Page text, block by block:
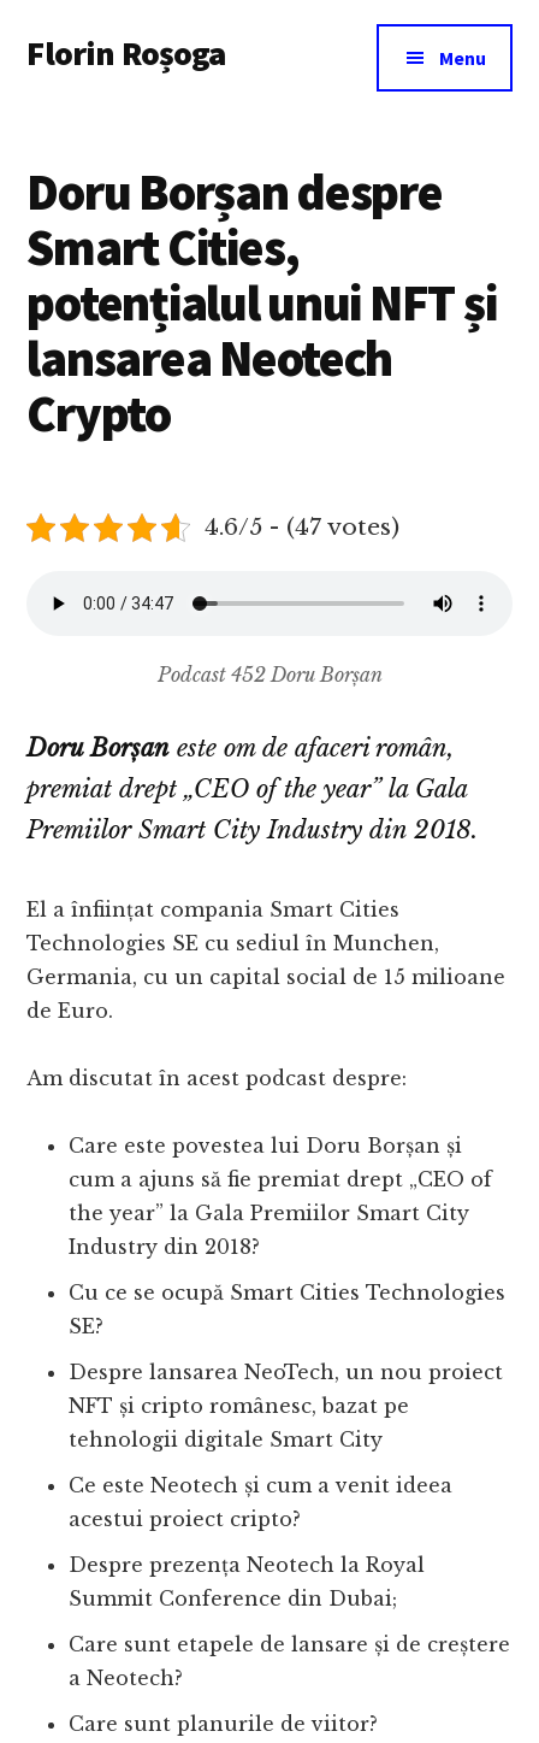
main
menu
Florin Roșoga Menu
Doru Borșan despre
Smart Cities,
potențialul unui NFT și
lansarea Neotech
Crypto
4.6/5 - (47 votes)
Podcast 452 Doru Borșan
Doru Borșan este om de afaceri român,
premiat drept „CEO of the year” la Gala
Premiilor Smart City Industry din 2018.
El a înființat compania Smart Cities
Technologies SE cu sediul în Munchen,
Germania, cu un capital social de 15 milioane
de Euro.
Am discutat în acest podcast despre:
Care este povestea lui Doru Borșan și
cum a ajuns să fie premiat drept „CEO of
the year” la Gala Premiilor Smart City
Industry din 2018?
Cu ce se ocupă Smart Cities Technologies
SE?
Despre lansarea NeoTech, un nou proiect
NFT și cripto românesc, bazat pe
tehnologii digitale Smart City
Ce este Neotech și cum a venit ideea
acestui proiect cripto?
Despre prezența Neotech la Royal
Summit Conference din Dubai;
Care sunt etapele de lansare și de creștere
a Neotech?
Care sunt planurile de viitor?